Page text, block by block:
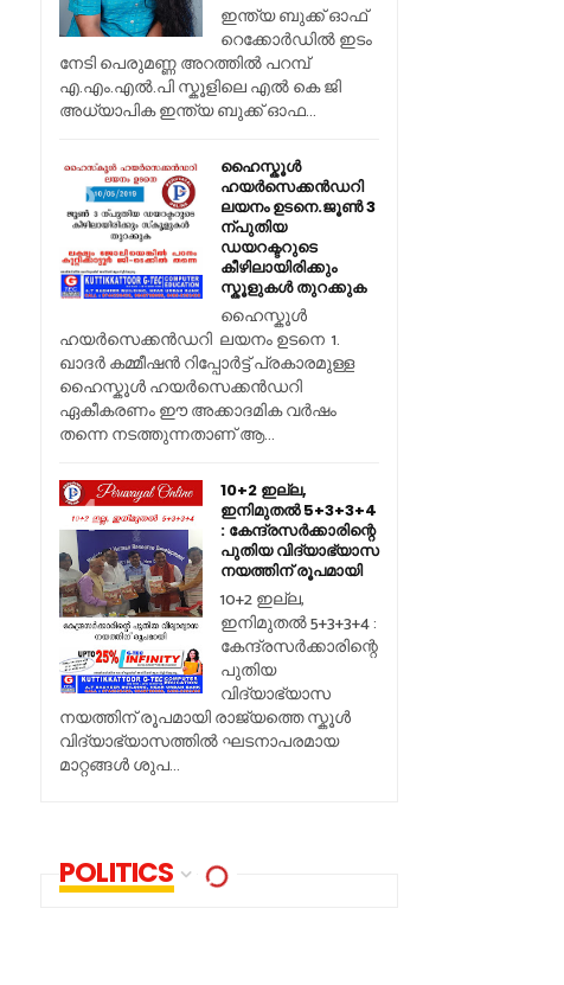
ഇന്ത്യ ബുക്ക് ഓഫ്
റെക്കോർഡിൽ ഇടം
നേടി പെരുമണ്ണ അറത്തിൽ പറമ്പ്
എ.എം.എൽ.പി സ്കൂളിലെ എൽ കെ ജി
അധ്യാപിക ഇന്ത്യ ബുക്ക് ഓഫ...
ഹൈസ്കൂൾ
ഹയർസെക്കൻഡറി
ലയനം ഉടനെ.ജൂൺ 3
ന്പുതിയ
ഡയറക്ടറുടെ
കീഴിലായിരിക്കും
സ്കൂളുകൾ തുറക്കുക
ഹൈസ്കൂൾ
ഹയർസെക്കൻഡറി ലയനം ഉടനെ 1.
ഖാദർ കമ്മീഷൻ റിപ്പോർട്ട് പ്രകാരമുള്ള
ഹൈസ്കൂൾ ഹയർസെക്കൻഡറി
ഏകീകരണം ഈ അക്കാദമിക വർഷം
തന്നെ നടത്തുന്നതാണ് ആ...
10+2 ഇല്ല,
ഇനിമുതൽ 5+3+3+4
: കേന്ദ്രസർക്കാരിന്റെ
പുതിയ വിദ്യാഭ്യാസ
നയത്തിന് രൂപമായി
10+2 ഇല്ല,
ഇനിമുതൽ 5+3+3+4 :
കേന്ദ്രസർക്കാരിന്റെ
പുതിയ
വിദ്യാഭ്യാസ
നയത്തിന് രൂപമായി രാജ്യത്തെ സ്കൂൾ
വിദ്യാഭ്യാസത്തിൽ ഘടനാപരമായ
മാറ്റങ്ങൾ ശുപ...
POLITICS